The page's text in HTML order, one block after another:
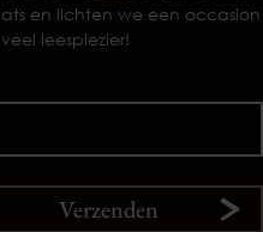
en lichten we een occasion
leesplezier!
Verzenden